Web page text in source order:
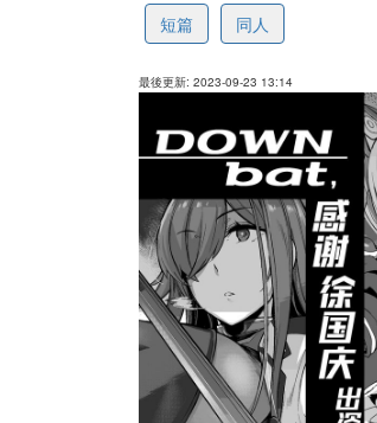
短篇 同人
最後更新: 2023-09-23 13:14